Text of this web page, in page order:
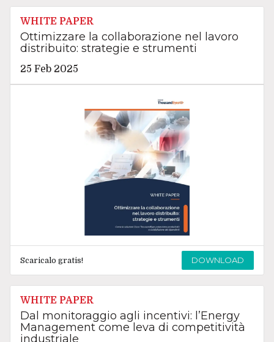
WHITE PAPER
Ottimizzare la collaborazione nel lavoro
distribuito: strategie e strumenti
25 Feb 2025
Scaricalo gratis! DOWNLOAD
WHITE PAPER
Dal monitoraggio agli incentivi: l’Energy
Management come leva di competitività
industriale